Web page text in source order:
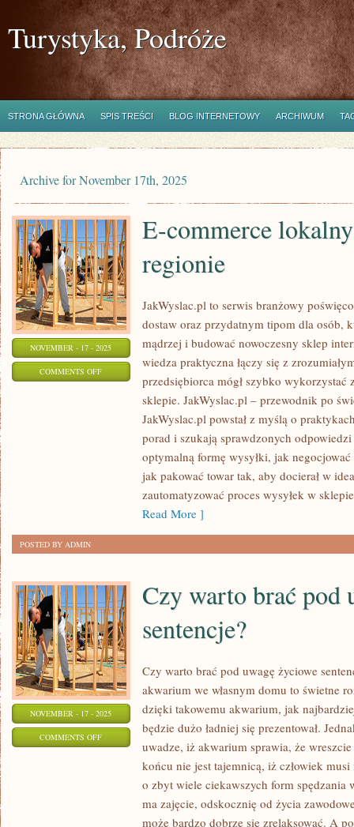
Turystyka, Podróże
STRONA GŁÓWNA SPIS TREŚCI BLOG INTERNETOWY ARCHIWUM
Archive for November 17th, 2025
NOVEMBER - 17 - 2025
COMMENTS OFFON
E-commerce
regionie
JakWyslac.pl to serwis branżowy
dostaw oraz przydatnym tipom dla osób,
mądrzej i budować nowoczesny sklep
wiedza praktyczna łączy się z
przedsiębiorca mógł szybko
sklepie. JakWyslac.pl – przewodnik po
JakWyslac.pl powstał z myślą o
porad i szukają sprawdzonych
optymalną formę wysyłki, jak
jak pakować towar tak, aby docierał w
zautomatyzować proces wysyłek w
Read More ]
POSTED BY ADMIN
NOVEMBER - 17 - 2025
COMMENTS OFFON
Czy warto brać pod
sentencje?
Czy warto brać pod uwagę życiowe
akwarium we własnym domu to świetne
dzięki takowemu akwarium, jak
będzie dużo ładniej się prezentował.
uwadze, iż akwarium sprawia, że
końcu nie jest tajemnicą, iż człowiek
o zbyt wiele ciekawszych form spędzania
ma zajęcie, odskocznię od życia
może bardzo dobrze się zrelaksować. A